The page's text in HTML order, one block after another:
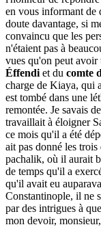
en vous informant de
doute davantage, si
convaincu que les
n'étaient pas à
vues qu'on peut avoir
Éffendi et du comte
charge de Kiaya, qui
est tombé dans une
remontée. Je savais
travaillait à éloigner
ce mois qu'il a été
ait pas donné les
pachalik, où il aurait
de temps qu'il a
qu'il avait eu
Constantinople, il ne
par des intrigues à
mon devoir,